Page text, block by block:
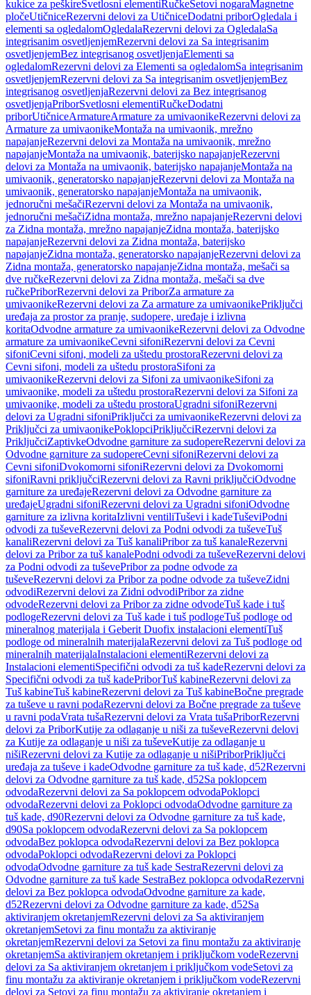
kukice za peškireSvetlosni elementiRučkeSetovi nogaraMagnetne
pločeUtičniceRezervni delovi za UtičniceDodatni priborOgledala i
elementi sa ogledalomOgledalaRezervni delovi za OgledalaSa
integrisanim osvetljenjemRezervni delovi za Sa integrisanim
osvetljenjemBez integrisanog osvetljenjaElementi sa
ogledalomRezervni delovi za Elementi sa ogledalomSa integrisanim
osvetljenjemRezervni delovi za Sa integrisanim osvetljenjemBez
integrisanog osvetljenjaRezervni delovi za Bez integrisanog
osvetljenjaPriborSvetlosni elementiRučkeDodatni
priborUtičniceArmatureArmature za umivaonikeRezervni delovi za
Armature za umivaonikeMontaža na umivaonik, mrežno
napajanjeRezervni delovi za Montaža na umivaonik, mrežno
napajanjeMontaža na umivaonik, baterijsko napajanjeRezervni
delovi za Montaža na umivaonik, baterijsko napajanjeMontaža na
umivaonik, generatorsko napajanjeRezervni delovi za Montaža na
umivaonik, generatorsko napajanjeMontaža na umivaonik,
jednoručni mešačiRezervni delovi za Montaža na umivaonik,
jednoručni mešačiZidna montaža, mrežno napajanjeRezervni delovi
za Zidna montaža, mrežno napajanjeZidna montaža, baterijsko
napajanjeRezervni delovi za Zidna montaža, baterijsko
napajanjeZidna montaža, generatorsko napajanjeRezervni delovi za
Zidna montaža, generatorsko napajanjeZidna montaža, mešači sa
dve ručkeRezervni delovi za Zidna montaža, mešači sa dve
ručkePriborRezervni delovi za PriborZa armature za
umivaonikeRezervni delovi za Za armature za umivaonikePriključci
uređaja za prostor za pranje, sudopere, uređaje i izlivna
koritaOdvodne armature za umivaonikeRezervni delovi za Odvodne
armature za umivaonikeCevni sifoniRezervni delovi za Cevni
sifoniCevni sifoni, modeli za uštedu prostoraRezervni delovi za
Cevni sifoni, modeli za uštedu prostoraSifoni za
umivaonikeRezervni delovi za Sifoni za umivaonikeSifoni za
umivaonike, modeli za uštedu prostoraRezervni delovi za Sifoni za
umivaonike, modeli za uštedu prostoraUgradni sifoniRezervni
delovi za Ugradni sifoniPriključci za umivaonikeRezervni delovi za
Priključci za umivaonikePoklopciPriključciRezervni delovi za
PriključciZaptivkeOdvodne garniture za sudopereRezervni delovi za
Odvodne garniture za sudopereCevni sifoniRezervni delovi za
Cevni sifoniDvokomorni sifoniRezervni delovi za Dvokomorni
sifoniRavni priključciRezervni delovi za Ravni priključciOdvodne
garniture za uređajeRezervni delovi za Odvodne garniture za
uređajeUgradni sifoniRezervni delovi za Ugradni sifoniOdvodne
garniture za izlivna koritaIzlivni ventiliTuševi i kadeTuševiPodni
odvodi za tuševeRezervni delovi za Podni odvodi za tuševeTuš
kanaliRezervni delovi za Tuš kanaliPribor za tuš kanaleRezervni
delovi za Pribor za tuš kanalePodni odvodi za tuševeRezervni delovi
za Podni odvodi za tuševePribor za podne odvode za
tuševeRezervni delovi za Pribor za podne odvode za tuševeZidni
odvodiRezervni delovi za Zidni odvodiPribor za zidne
odvodeRezervni delovi za Pribor za zidne odvodeTuš kade i tuš
podlogeRezervni delovi za Tuš kade i tuš podlogeTuš podloge od
mineralnog materijala i Geberit Duofix instalacioni elementiTuš
podloge od mineralnih materijalaRezervni delovi za Tuš podloge od
mineralnih materijalaInstalacioni elementiRezervni delovi za
Instalacioni elementiSpecifični odvodi za tuš kadeRezervni delovi za
Specifični odvodi za tuš kadePriborTuš kabineRezervni delovi za
Tuš kabineTuš kabineRezervni delovi za Tuš kabineBočne pregrade
za tuševe u ravni podaRezervni delovi za Bočne pregrade za tuševe
u ravni podaVrata tušaRezervni delovi za Vrata tušaPriborRezervni
delovi za PriborKutije za odlaganje u niši za tuševeRezervni delovi
za Kutije za odlaganje u niši za tuševeKutije za odlaganje u
nišiRezervni delovi za Kutije za odlaganje u nišiPriborPriključci
uređaja za tuševe i kadeOdvodne garniture za tuš kade, d52Rezervni
delovi za Odvodne garniture za tuš kade, d52Sa poklopcem
odvodaRezervni delovi za Sa poklopcem odvodaPoklopci
odvodaRezervni delovi za Poklopci odvodaOdvodne garniture za
tuš kade, d90Rezervni delovi za Odvodne garniture za tuš kade,
d90Sa poklopcem odvodaRezervni delovi za Sa poklopcem
odvodaBez poklopca odvodaRezervni delovi za Bez poklopca
odvodaPoklopci odvodaRezervni delovi za Poklopci
odvodaOdvodne garniture za tuš kade SestraRezervni delovi za
Odvodne garniture za tuš kade SestraBez poklopca odvodaRezervni
delovi za Bez poklopca odvodaOdvodne garniture za kade,
d52Rezervni delovi za Odvodne garniture za kade, d52Sa
aktiviranjem okretanjemRezervni delovi za Sa aktiviranjem
okretanjemSetovi za finu montažu za aktiviranje
okretanjemRezervni delovi za Setovi za finu montažu za aktiviranje
okretanjemSa aktiviranjem okretanjem i priključkom vodeRezervni
delovi za Sa aktiviranjem okretanjem i priključkom vodeSetovi za
finu montažu za aktiviranje okretanjem i priključkom vodeRezervni
delovi za Setovi za finu montažu za aktiviranje okretanjem i